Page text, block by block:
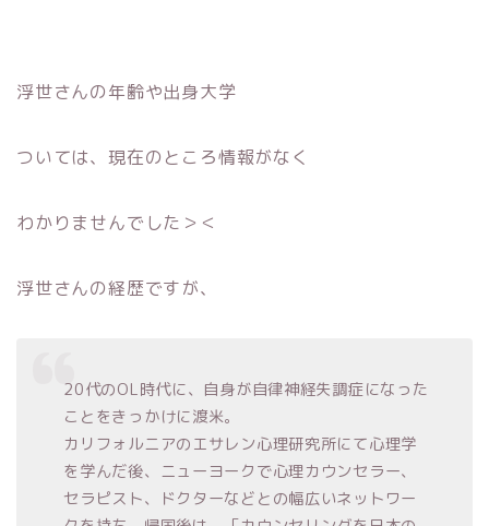
浮世さんの年齢や出身大学
ついては、現在のところ情報がなく
わかりませんでした＞＜
浮世さんの経歴ですが、
20代のOL時代に、自身が自律神経失調症になった
ことをきっかけに渡米。
カリフォルニアのエサレン心理研究所にて心理学
を学んだ後、ニューヨークで心理カウンセラー、
セラピスト、ドクターなどとの幅広いネットワー